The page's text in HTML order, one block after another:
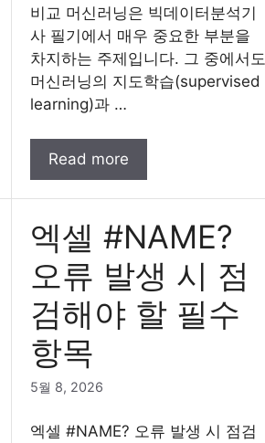
비교 머신러닝은 빅데이터분석기
사 필기에서 매우 중요한 부분을
차지하는 주제입니다. 그 중에서도
머신러닝의 지도학습(supervised
learning)과 …
Read more
엑셀 #NAME?
오류 발생 시 점
검해야 할 필수
항목
5월 8, 2026
엑셀 #NAME? 오류 발생 시 점검